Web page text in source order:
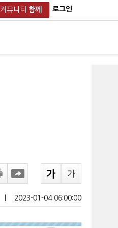
커뮤니티 함께 로그인
2023-01-04 06:00:00